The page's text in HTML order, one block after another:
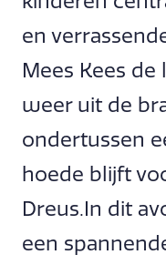
en
Mees Kees
weer uit de
ondertussen
hoede blijft
Dreus.In dit
een